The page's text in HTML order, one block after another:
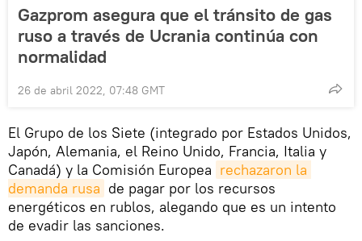
Gazprom asegura que el tránsito de gas
ruso a través de Ucrania continúa con
normalidad
26 de abril 2022, 07:48 GMT
El Grupo de los Siete (integrado por Estados Unidos,
Japón, Alemania, el Reino Unido, Francia, Italia y
Canadá) y la Comisión Europea rechazaron la
demanda rusa de pagar por los recursos
energéticos en rublos, alegando que es un intento
de evadir las sanciones.